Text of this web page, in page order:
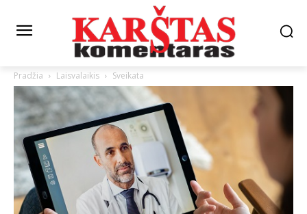
Pradžia Laisvalaikis Sveikata